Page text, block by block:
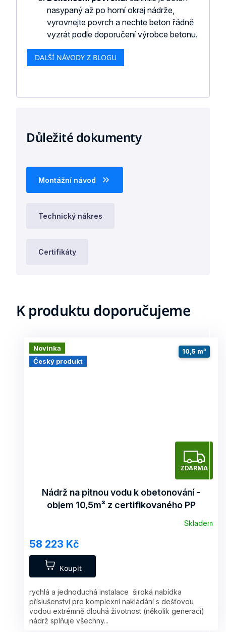
nasypaný až po horní okraj nádrže,
vyrovnejte povrch a nechte beton řádně
vyzrát podle doporučení výrobce betonu.
DALŠÍ NÁVODY Z BLOGU
Důležité dokumenty
Montážní návod
Technický nákres
Certifikáty
K produktu doporučujeme
Novinka
Český produkt
Z
D
R
ZDARMA
10,5 m³
Nádrž na pitnou vodu k obetonování -
objem 10,5m³ z certifikovaného PP
Skladem
58 223 Kč
Koupit
rychlá a jednoduchá instalace široká nabídka
příslušenství pro komplexní nakládání s dešťovou
vodou extrémně dlouhá životnost (několik generací)
nádrž splňuje všechny...